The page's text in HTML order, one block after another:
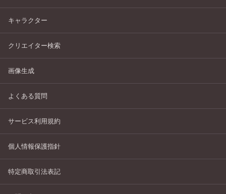
キャラクター
クリエイター検索
画像生成
よくある質問
サービス利用規約
個人情報保護指針
特定商取引法表記